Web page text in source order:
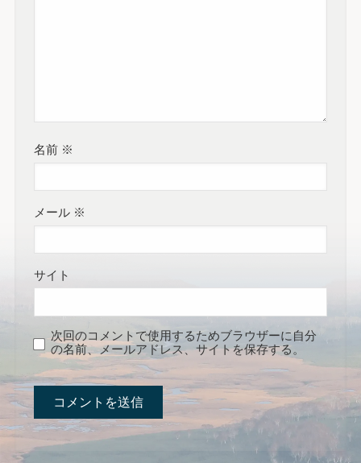
名前 ※
メール ※
サイト
次回のコメントで使用するためブラウザーに自分
の名前、メールアドレス、サイトを保存する。